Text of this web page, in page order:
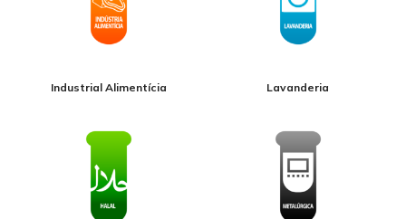
Industrial Alimentícia Lavanderia